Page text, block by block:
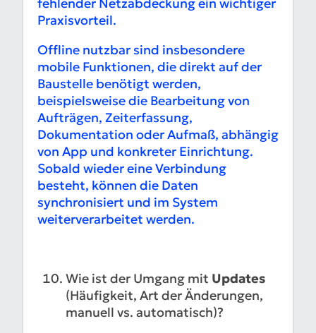
fehlender Netzabdeckung ein wichtiger
Praxisvorteil.
Offline nutzbar sind insbesondere
mobile Funktionen, die direkt auf der
Baustelle benötigt werden,
beispielsweise die Bearbeitung von
Aufträgen, Zeiterfassung,
Dokumentation oder Aufmaß, abhängig
von App und konkreter Einrichtung.
Sobald wieder eine Verbindung
besteht, können die Daten
synchronisiert und im System
weiterverarbeitet werden.
Wie ist der Umgang mit Updates
(Häufigkeit, Art der Änderungen,
manuell vs. automatisch)?